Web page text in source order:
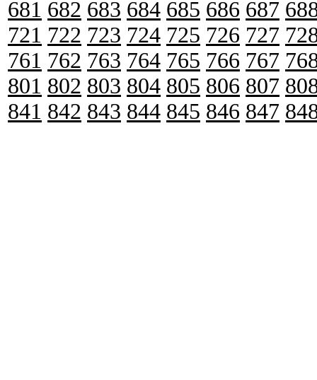
681 682 683 684 685 686 687
721 722 723 724 725 726 727
761 762 763 764 765 766 767
801 802 803 804 805 806 807
841 842 843 844 845 846 847